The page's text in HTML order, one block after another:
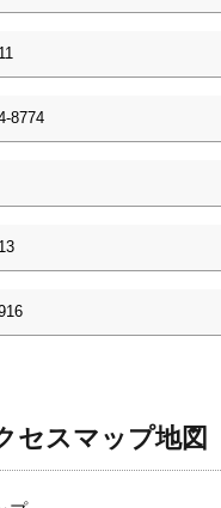
8774
セスマップ地図